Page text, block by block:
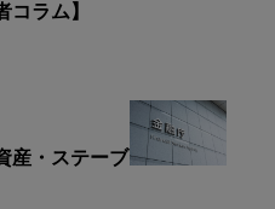
コラム】
産・ステーブ